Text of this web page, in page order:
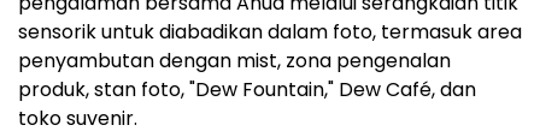
sensorik untuk diabadikan dalam foto, termasuk area
penyambutan dengan mist, zona pengenalan
produk, stan foto, "Dew Fountain," Dew Café, dan
toko suvenir.